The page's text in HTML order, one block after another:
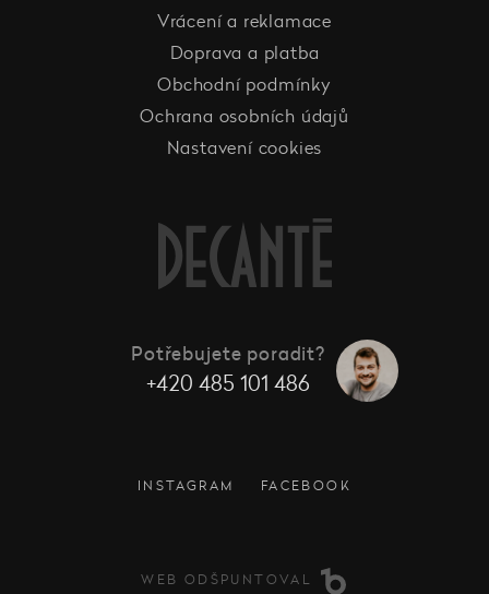
Vrácení a reklamace
Doprava a platba
Obchodní podmínky
Ochrana osobních údajů
Nastavení cookies
Potřebujete poradit?
+420 485 101 486
INSTAGRAM FACEBOOK
WEB ODŠPUNTOVAL